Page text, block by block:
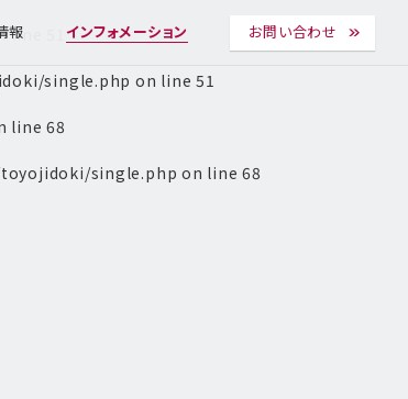
報 インフォメーション お問い合わせ
line
single.php on line51
line68
single.php on line68